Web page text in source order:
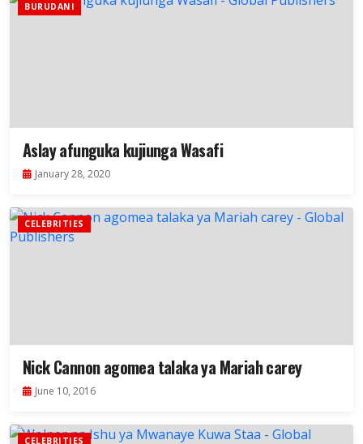
BURUDANI
Aslay afunguka kujiunga Wasafi
January 28, 2020
CELEBRITIES
Nick Cannon agomea talaka ya Mariah carey
June 10, 2016
CELEBRITIES